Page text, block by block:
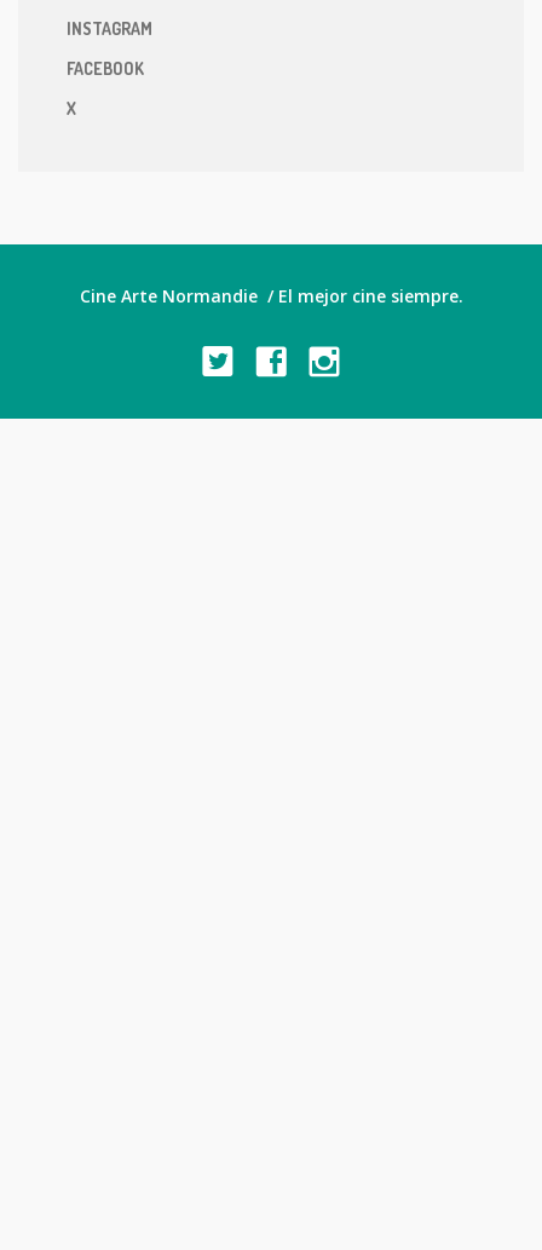
INSTAGRAM
FACEBOOK
X
Cine Arte Normandie / El mejor cine siempre.